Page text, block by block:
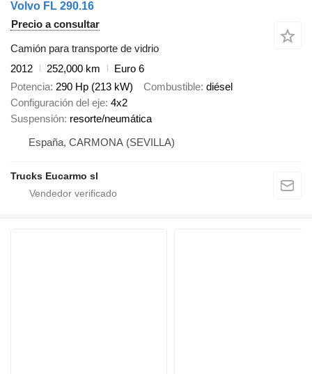
Volvo FL 290.16
Precio a consultar
Camión para transporte de vidrio
2012
252,000 km
Euro 6
Potencia 290 Hp (213 kW) Combustible diésel
Configuración del eje 4x2
Suspensión resorte/neumática
España, CARMONA (SEVILLA)
Trucks Eucarmo sl